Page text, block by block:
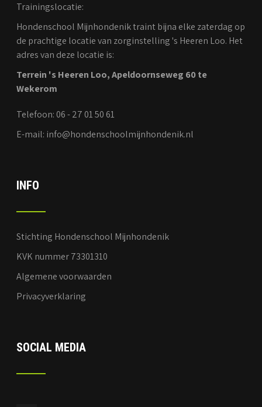
Trainingslocatie:
Hondenschool Mijnhondenik traint bijna elke zaterdag op
de prachtige locatie van zorginstelling 's Heeren Loo. Het
adres van deze locatie is:
Terrein 's Heeren Loo, Apeldoornseweg 60 te
Wekerom
Telefoon: 06 - 27 01 50 61
E-mail: info@hondenschoolmijnhondenik.nl
INFO
Stichting Hondenschool Mijnhondenik
KVK nummer 73301310
Algemene voorwaarden
Privacyverklaring
SOCIAL MEDIA